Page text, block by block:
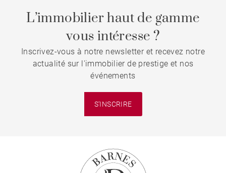
L’immobilier haut de gamme
vous intéresse ?
Inscrivez-vous à notre newsletter et recevez notre
actualité sur l'immobilier de prestige et nos
événements
S'INSCRIRE